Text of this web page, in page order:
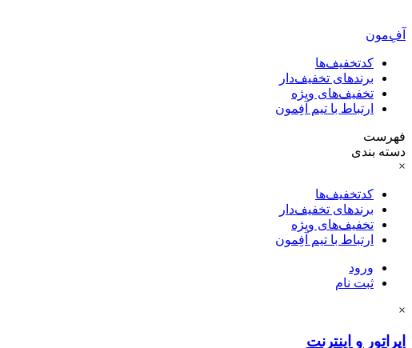
آفِ‌مون
کدتخفیف‌ها
برندهای تخفیف‌دار
تخفیف‌های ویژه
ارتباط با تیم آفِمون
فهرست
دسته بندی
×
کدتخفیف‌ها
برندهای تخفیف‌دار
تخفیف‌های ویژه
ارتباط با تیم آفِمون
ورود
ثبت نام
×
اپراتور و اینترنت